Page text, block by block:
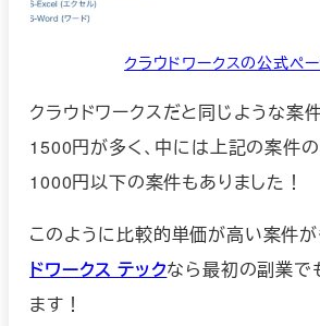
クラウドワークスの公式ペ
クラウドワークスだと同じような案
1500円が多く、中には上記の案件
1000円以下の案件もありました！
このように比較的単価が高い案件が
ドワークス テックなら最初の副業で
ます！